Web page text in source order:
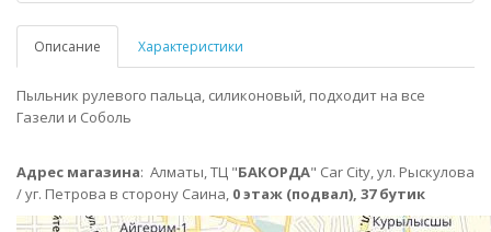
Описание Характеристики
Пыльник рулевого пальца, силиконовый, подходит на все
Газели и Соболь
Адрес магазина: Алматы,ТЦ "БАКОРДА" Car City, ул. Рыскулова
/ уг. Петрова в сторону Саина, 0 этаж (подвал), 37 бутик